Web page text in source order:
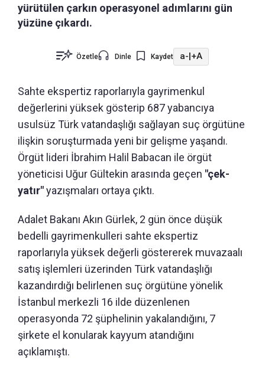
yürütülen çarkın operasyonel adımlarını gün
yüzüne çıkardı.
Özetle Dinle Kaydet a- +A
Sahte ekspertiz raporlarıyla gayrimenkul
değerlerini yüksek gösterip 687 yabancıya
usulsüz Türk vatandaşlığı sağlayan suç örgütüne
ilişkin soruşturmada yeni bir gelişme yaşandı.
Örgüt lideri İbrahim Halil Babacan ile örgüt
yöneticisi Uğur Gültekin arasında geçen "çek-
yatır"yazışmaları ortaya çıktı.
Adalet Bakanı Akın Gürlek, 2 gün önce düşük
bedelli gayrimenkulleri sahte ekspertiz
raporlarıyla yüksek değerli göstererek muvazaalı
satış işlemleri üzerinden Türk vatandaşlığı
kazandırdığı belirlenen suç örgütüne yönelik
İstanbul merkezli 16 ilde düzenlenen
operasyonda 72 şüphelinin yakalandığını, 7
şirkete el konularak kayyum atandığını
açıklamıştı.